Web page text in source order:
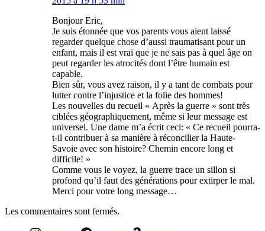
Bonjour Eric,
Je suis étonnée que vos parents vous aient laissé
regarder quelque chose d’aussi traumatisant pour un
enfant, mais il est vrai que je ne sais pas à quel âge on
peut regarder les atrocités dont l’être humain est
capable.
Bien sûr, vous avez raison, il y a tant de combats pour
lutter contre l’injustice et la folie des hommes!
Les nouvelles du recueil « Après la guerre » sont très
ciblées géographiquement, même si leur message est
universel. Une dame m’a écrit ceci: « Ce recueil pourra-
t-il contribuer à sa manière à réconcilier la Haute-
Savoie avec son histoire? Chemin encore long et
difficile! »
Comme vous le voyez, la guerre trace un sillon si
profond qu’il faut des générations pour extirper le mal.
Merci pour votre long message…
Les commentaires sont fermés.